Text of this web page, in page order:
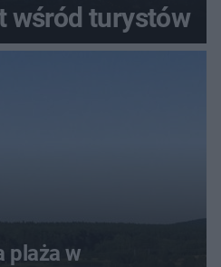
wśród turystów
plaża w